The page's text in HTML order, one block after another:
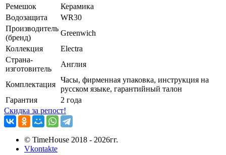
Ремешок
Керамика
Водозащита
WR30
Производитель
(бренд)
Greenwich
Коллекция
Electra
Страна-
изготовитель
Англия
Комплектация
Часы, фирменная упаковка, инструкция на
русском языке, гарантийный талон
Гарантия
2 года
Скидка за репост!
© TimeHouse 2018 - 2026гг.
Vkontakte